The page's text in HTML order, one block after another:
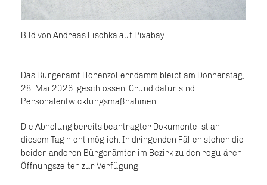
Bild von Andreas Lischka auf Pixabay
Das Bürgeramt Hohenzollerndamm bleibt am Donnerstag,
28. Mai 2026, geschlossen. Grund dafür sind
Personalentwicklungsmaßnahmen.
Die Abholung bereits beantragter Dokumente ist an
diesem Tag nicht möglich. In dringenden Fällen stehen die
beiden anderen Bürgerämter im Bezirk zu den regulären
Öffnungszeiten zur Verfügung: